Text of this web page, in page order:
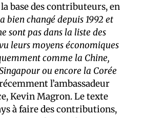
base des contributeurs, en
bien changé depuis 1992 et
sont pas dans la liste des
leurs moyens économiques
comme la Chine,
ou encore la Corée
l’ambassadeur
Kevin Magron. Le texte
à faire des contributions,